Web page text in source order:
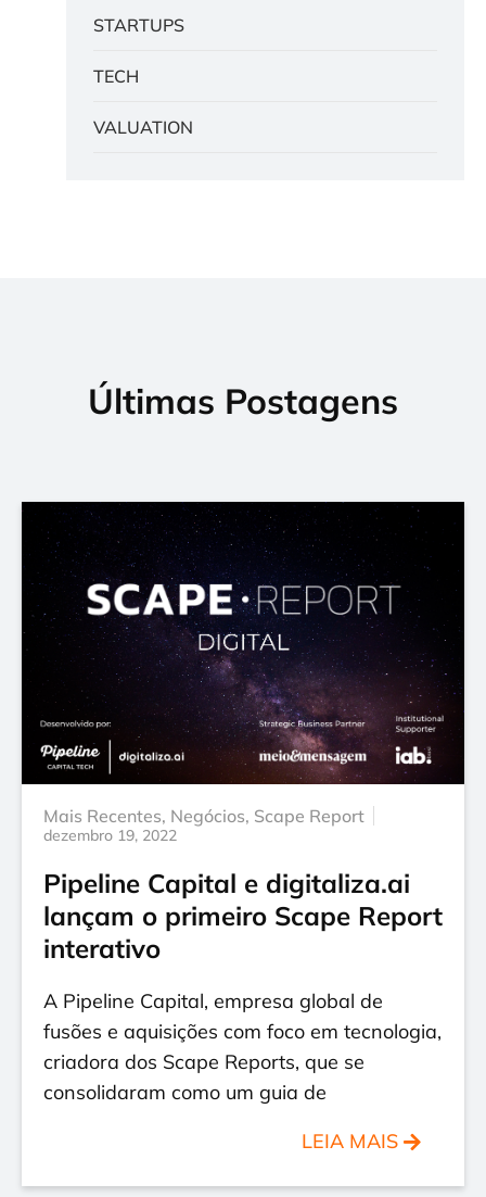
STARTUPS
TECH
VALUATION
Últimas Postagens
Mais Recentes, Negócios, Scape Report
dezembro 19, 2022
Pipeline Capital e digitaliza.ai
lançam o primeiro Scape Report
interativo
A Pipeline Capital, empresa global de
fusões e aquisições com foco em tecnologia,
criadora dos Scape Reports, que se
consolidaram como um guia de
LEIA MAIS